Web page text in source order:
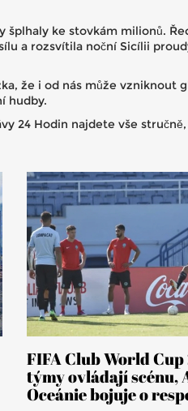
ke stovkám milionů.
a rozsvítila noční Sicílii
že i od nás může vzniknout
hudby.
24 Hodin najdete vše
FIFA Club World
týmy ovládají scénu,
Oceánie bojuje o